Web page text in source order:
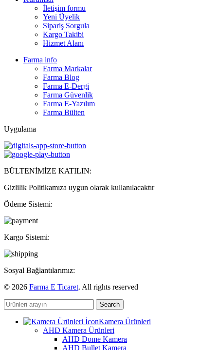
İletişim formu
Yeni Üyelik
Sipariş Sorgula
Kargo Takibi
Hizmet Alanı
Farma info
Farma Markalar
Farma Blog
Farma E-Dergi
Farma Güvenlik
Farma E-Yazılım
Farma Bülten
Uygulama
BÜLTENİMİZE KATILIN:
Gizlilik Politikamıza uygun olarak kullanılacaktır
Ödeme Sistemi:
Kargo Sistemi:
Sosyal Bağlantılarımız:
© 2026 Farma E Ticaret. All rights reserved
Search
Kamera Ürünleri
AHD Kamera Ürünleri
AHD Dome Kamera
AHD Bullet Kamera